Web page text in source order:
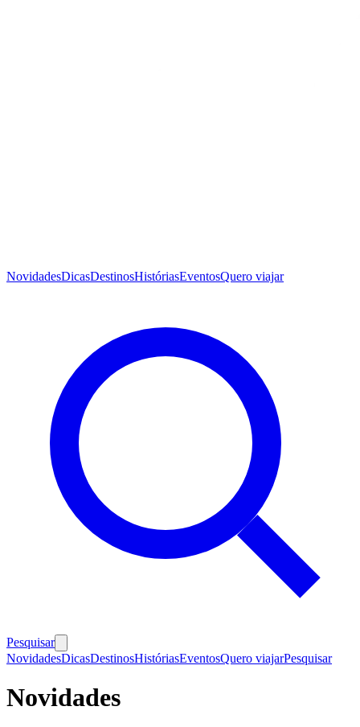
NovidadesDicasDestinosHistóriasEventosQuero viajar
Pesquisar
NovidadesDicasDestinosHistóriasEventosQuero viajarPesquisar
Novidades